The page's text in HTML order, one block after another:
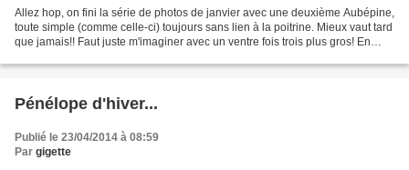
Allez hop, on fini la série de photos de janvier avec une deuxième Aubépine,
toute simple (comme celle-ci) toujours sans lien à la poitrine. Mieux vaut tard
que jamais!! Faut juste m'imaginer avec un ventre fois trois plus gros! En
Pénélope d'hiver...
Publié le 23/04/2014 à 08:59
Par gigette